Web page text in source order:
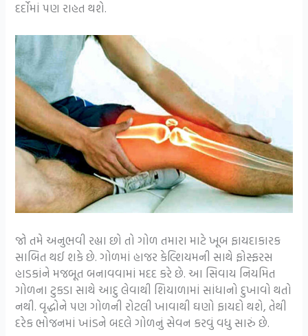
દર્દોમાં પણ રાહત થશે.
જો તમે અનુભવી રહ્યા છો તો ગોળ તમારા માટે ખૂબ ફાયદાકારક
સાબિત થઈ શકે છે. ગોળમાં હાજર કેલ્શિયમની સાથે ફોસ્ફરસ
હાડકાંને મજબૂત બનાવવામાં મદદ કરે છે. આ સિવાય નિયમિત
ગોળના ટુકડા સાથે આદુ લેવાથી શિયાળામાં સાંધાનો દુખાવો થતો
નથી. વૃદ્ધોને પણ ગોળની રોટલી ખાવાથી ઘણો ફાયદો થશે, તેથી
દરેક ભોજનમાં ખાંડને બદલે ગોળનું સેવન કરવું વધુ સારું છે.